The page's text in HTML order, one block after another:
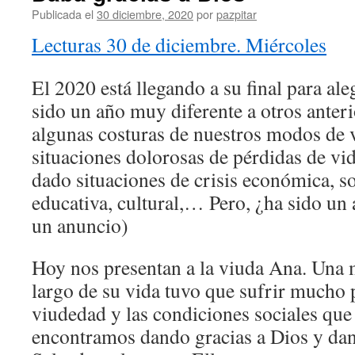
Publicada el 30 diciembre, 2020porpazpitar
Lecturas 30 de diciembre. Miércoles
El 2020 está llegando a su final para
sido un año muy diferente a otros
algunas costuras de nuestros modos de
situaciones dolorosas de pérdidas de
dado situaciones de crisis económica,
educativa, cultural,… Pero, ¿ha sido un
un anuncio)
Hoy nos presentan a la viuda Ana. Una
largo de su vida tuvo que sufrir mucho
viudedad y las condiciones sociales
encontramos dando gracias a Dios y